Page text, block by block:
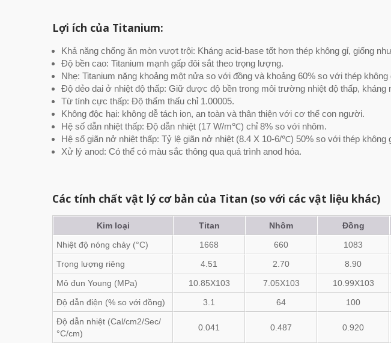
Lợi ích của Titanium:
Khả năng chống ăn mòn vượt trội: Kháng acid-base tốt hơn thép không gỉ, giống
Độ bền cao: Titanium mạnh gấp đôi sắt theo trọng lượng.
Nhẹ: Titanium nặng khoảng một nửa so với đồng và khoảng 60% so với thép không
Độ dẻo dai ở nhiệt độ thấp: Giữ được độ bền trong môi trường nhiệt độ thấp, kháng
Từ tính cực thấp: Độ thẩm thấu chỉ 1.00005.
Không độc hại: không dễ tách ion, an toàn và thân thiện với cơ thể con người.
Hệ số dẫn nhiệt thấp: Độ dẫn nhiệt (17 W/m℃) chỉ 8% so với nhôm.
Hệ số giãn nở nhiệt thấp: Tỷ lệ giãn nở nhiệt (8.4 X 10-6/℃) 50% so với thép không
Xử lý anod: Có thể có màu sắc thông qua quá trình anod hóa.
Các tính chất vật lý cơ bản của Titan (so với các vật liệu khác)
Kim loại Titan Nhôm Đồng
Nhiệt độ nóng chảy (°C)
1668 660 1083
Trọng lượng riêng
4.51 2.70 8.90
Mô đun Young (MPa)
10.85X103 7.05X103 10.99X103
Độ dẫn điện (% so với đồng)
3.1 64 100
Độ dẫn nhiệt (Cal/cm2/Sec/
°C/cm)
0.041 0.487 0.920